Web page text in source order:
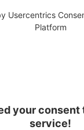
Usercentrics
Platform
your consent
service!